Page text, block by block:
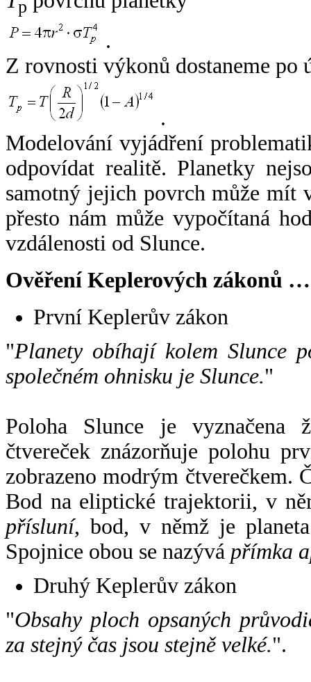
p
.
Z rovnosti výkonů dostaneme po
.
Modelování vyjádření
odpovídat realitě. Planetky
samotný jejich povrch může mít
přesto nám může vypočítaná
vzdálenosti od Slunce.
Ověření Keplerových zákonů …
První Keplerův zákon
"Planety obíhají kolem Slunce
společném ohnisku je Slunce."
Poloha Slunce je vyznačena
čtvereček znázorňuje polohu
zobrazeno modrým čtverečkem.
Bod na eliptické trajektorii, v
přísluní, bod, v němž je
Spojnice obou se nazývá přímka
Druhý Keplerův zákon
"Obsahy ploch opsaných
za stejný čas jsou stejně velké.".